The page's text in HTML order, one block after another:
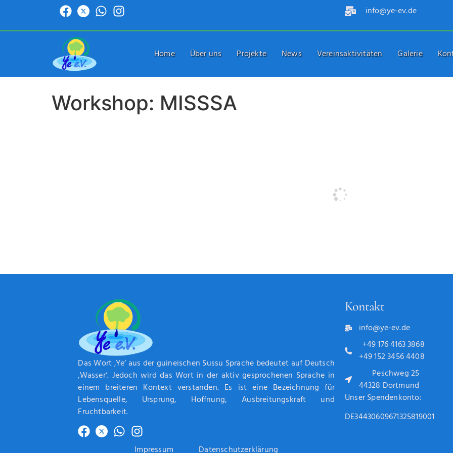
info@ye-ev.de
Home Über uns Projekte News Vereinsaktivitäten Galerie
Workshop: MISSSA
Das Wort ‚Ye‘ aus der guineischen Sussu Sprache bedeutet auf Deutsch
‚Wasser‘. Jedoch wird das Wort in der aktiv gesprochenen Sprache in
einem breiteren Kontext verstanden. Es ist eine Bezeichnung für
Lebensquelle, Ursprung, Hoffnung, Ausbreitungskraft und
Fruchtbarkeit.
Impressum Datenschutzerklärung
Kontakt
info@ye-ev.de
+49 176 4163 3868
+49 152 3456 4408
Peschweg 25
44328 Dortmund
Unser Spendenkonto:
DE34430609671325819001